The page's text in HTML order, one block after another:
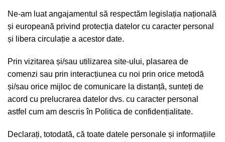
Ne-am luat angajamentul să respectăm legislația națională
și europeană privind protecția datelor cu caracter personal
și libera circulație a acestor date.
Prin vizitarea și/sau utilizarea site-ului, plasarea de
comenzi sau prin interacțiunea cu noi prin orice metodă
și/sau orice mijloc de comunicare la distanță, sunteți de
acord cu prelucrarea datelor dvs. cu caracter personal
astfel cum am descris în Politica de confidențialitate.
Declarați, totodată, că toate datele personale și informațiile